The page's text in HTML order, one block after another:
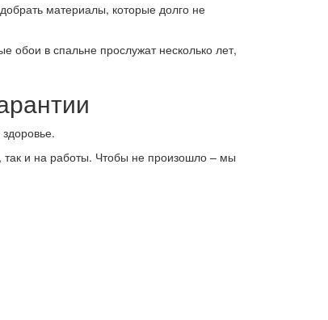
материалы, которые долго не
в спальне прослужат несколько лет,
и на работы. Чтобы не произошло – мы